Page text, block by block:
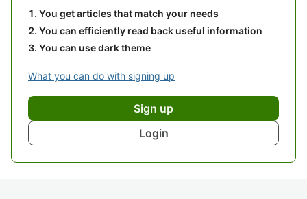
You get articles that match your needs
You can efficiently read back useful information
You can use dark theme
What you can do with signing up
Sign up
Login